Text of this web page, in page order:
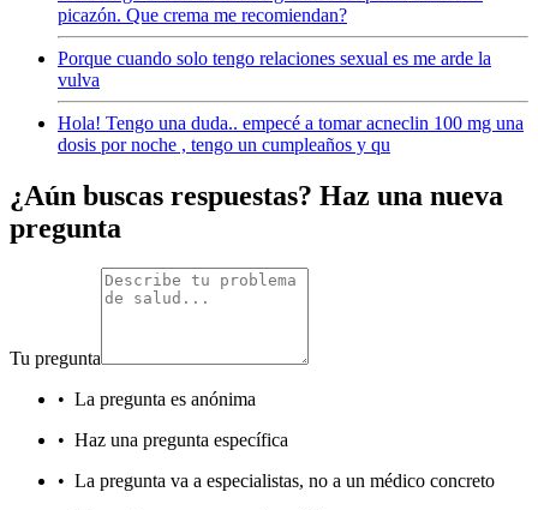
picazón. Que crema me recomiendan?
Porque cuando solo tengo relaciones sexual es me arde la
vulva
Hola! Tengo una duda.. empecé a tomar acneclin 100 mg una
dosis por noche , tengo un cumpleaños y qu
¿Aún buscas respuestas? Haz una nueva
pregunta
Tu pregunta
• La pregunta es anónima
• Haz una pregunta específica
• La pregunta va a especialistas, no a un médico concreto